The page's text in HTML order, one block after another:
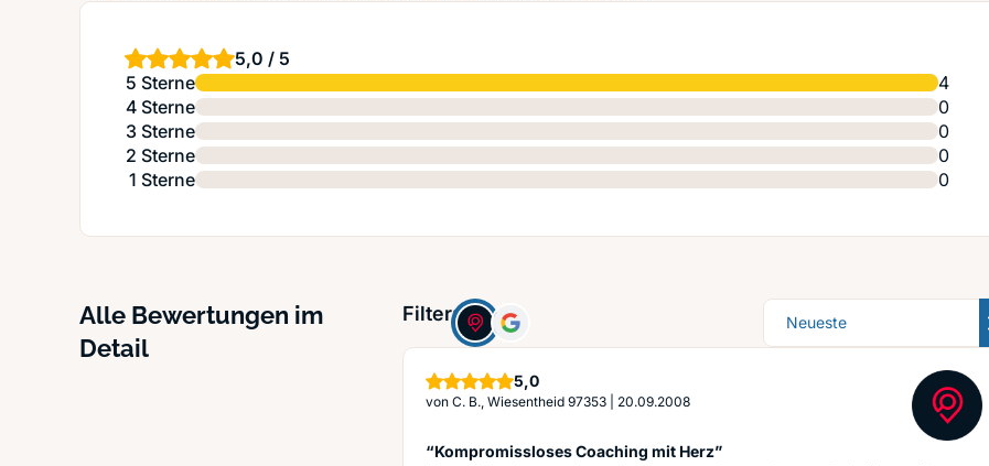
5,0 / 5
5 Sterne
4
4 Sterne
0
3 Sterne
0
2 Sterne
0
1 Sterne
0
Alle Bewertungen im
Detail
Filter: Sortierung
5,0Sterne
von C. B., Wiesentheid 97353 20.09.2008
“Kompromissloses Coaching mit Herz”